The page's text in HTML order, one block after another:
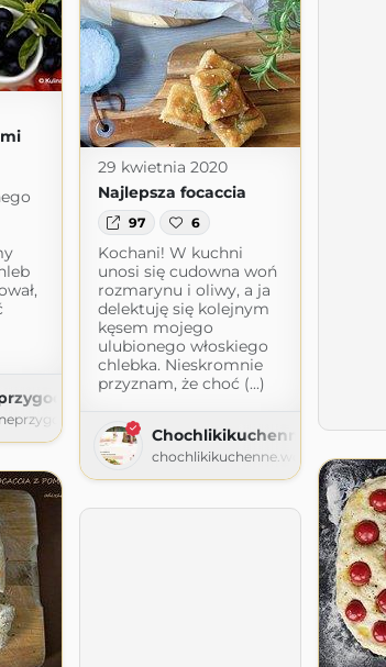
Gatity
29 kwietnia 2020
Najlepsza focaccia
97 6
Kochani! W kuchni
unosi się cudowna woń
rozmarynu i oliwy, a ja
delektuję się kolejnym
kęsem mojego
ulubionego włoskiego
chlebka. Nieskromnie
przyznam, że choć (...)
Chochlikikuchenne
chochlikikuchenne.wordpress.com